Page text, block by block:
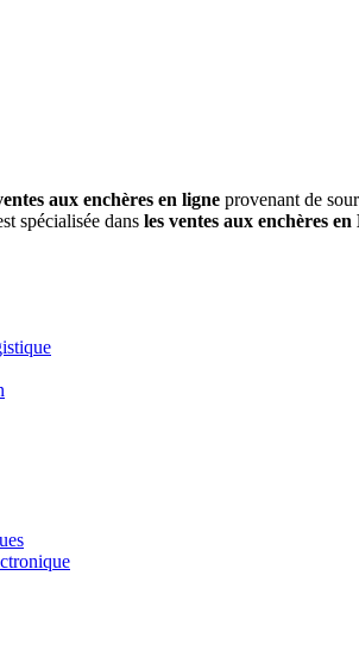
aux enchères en ligne provenant de
spécialisée dans les ventes aux enchères